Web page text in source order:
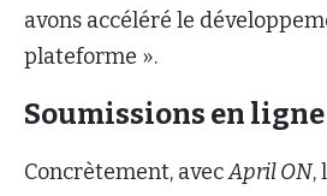
avons accéléré le
plateforme ».
Soumissions en ligne
Concrètement, avecApril ON,